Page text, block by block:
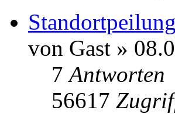
von Gast »
7Antworten
56617